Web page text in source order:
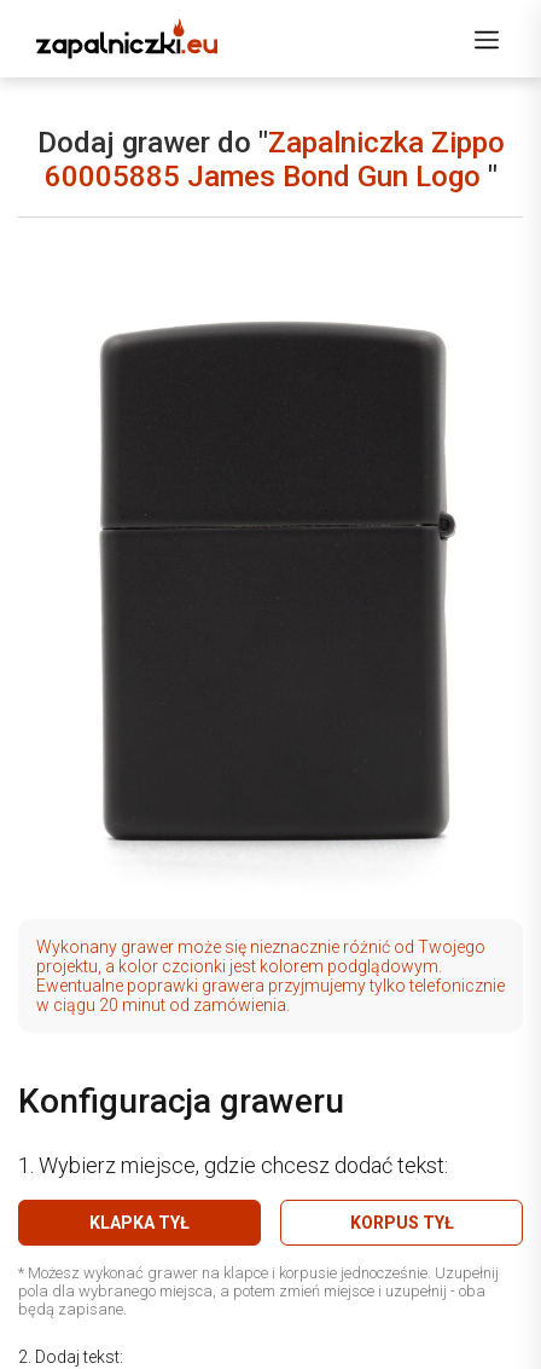
Dodaj grawer do "Zapalniczka Zippo
60005885 James Bond Gun Logo "
Wykonany grawer może się nieznacznie różnić od Twojego
projektu, a kolor czcionki jest kolorem podglądowym.
Ewentualne poprawki grawera przyjmujemy tylko telefonicznie
w ciągu 20 minut od zamówienia.
Konfiguracja graweru
1. Wybierz miejsce, gdzie chcesz dodać tekst:
KLAPKA TYŁ KORPUS TYŁ
* Możesz wykonać grawer na klapce i korpusie jednocześnie. Uzupełnij
pola dla wybranego miejsca, a potem zmień miejsce i uzupełnij - oba
będą zapisane.
2. Dodaj tekst: